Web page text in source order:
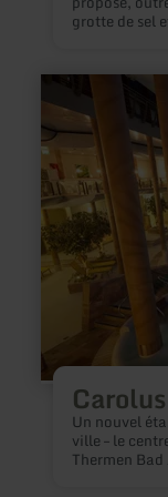
grotte de sel
sel est
utilisé
voies
Un nouvel
ville – le
Thermen
savoir
sur
:
Carolus
Thermen
Bad
Aachen